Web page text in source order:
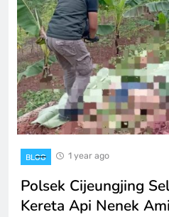
BLOG 1 year ago
Polsek Cijeungjing
Kereta Api Nenek Ami